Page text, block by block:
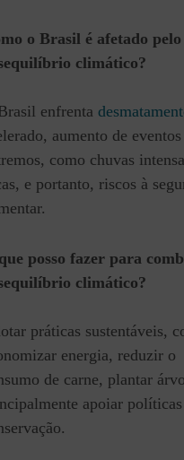
o Brasil é afetado pelo
climático?
enfrenta
aumento de eventos
como chuvas
e portanto, riscos à
posso fazer para
climático?
práticas sustentáveis,
energia, reduzir o
de carne, plantar
apoiar políticas